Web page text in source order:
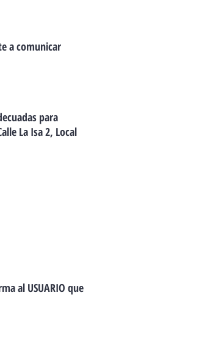
a comunicar
para
La Isa 2, Local
al USUARIO que